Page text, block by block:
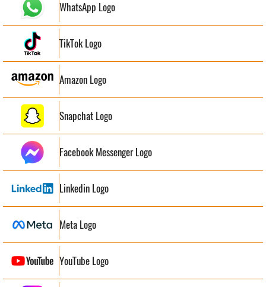
WhatsApp Logo
TikTok Logo
Amazon Logo
Snapchat Logo
Facebook Messenger Logo
Linkedin Logo
Meta Logo
YouTube Logo